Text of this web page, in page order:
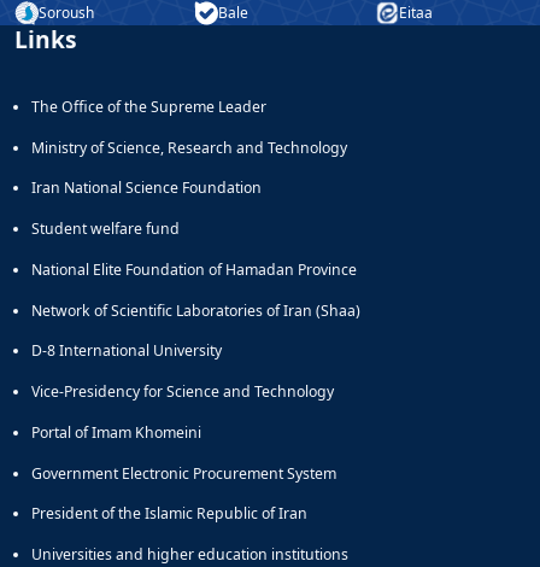
Educational
Deputy
for
Research
Affairs
Soroush Bale Eitaa
Links
The Office of the Supreme Leader
Ministry of Science, Research and Technology
Iran National Science Foundation
Student welfare fund
National Elite Foundation of Hamadan Province
Network of Scientific Laboratories of Iran (Shaa)
D-8 International University
Vice-Presidency for Science and Technology
Portal of Imam Khomeini
Government Electronic Procurement System
President of the Islamic Republic of Iran
Universities and higher education institutions